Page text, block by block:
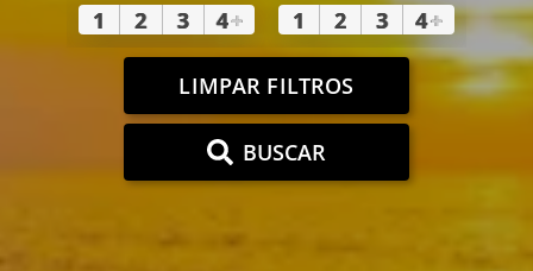
1 2 3 4+ 1 2 3 4+
LIMPAR FILTROS
BUSCAR